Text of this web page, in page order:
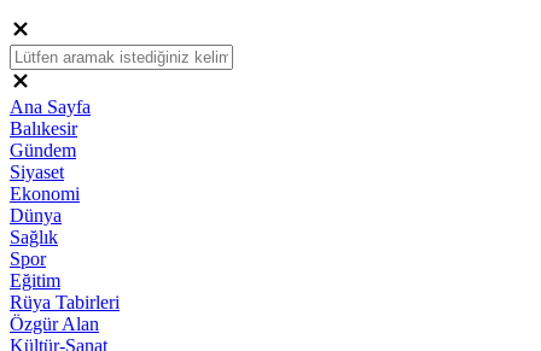
Ana Sayfa
Balıkesir
Gündem
Siyaset
Ekonomi
Dünya
Sağlık
Spor
Eğitim
Rüya Tabirleri
Özgür Alan
Kültür-Sanat